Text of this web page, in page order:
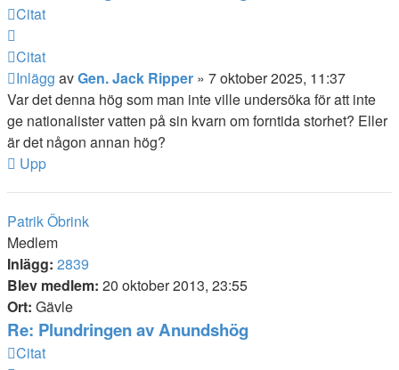
Citat
Citat
Inlägg avGen. Jack Ripper » 7 oktober 2025, 11:37
Var det denna hög som man inte ville undersöka för att inte
ge nationalister vatten på sin kvarn om forntida storhet? Eller
är det någon annan hög?
Upp
Patrik Öbrink
Medlem
Inlägg: 2839
Blev medlem: 20 oktober 2013, 23:55
Ort: Gävle
Re: Plundringen av Anundshög
Citat